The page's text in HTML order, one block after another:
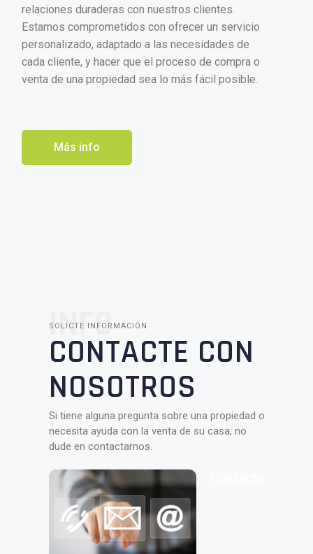
relaciones duraderas con nuestros clientes.
Estamos comprometidos con ofrecer un servicio
personalizado, adaptado a las necesidades de
cada cliente, y hacer que el proceso de compra o
venta de una propiedad sea lo más fácil posible.
Más info
INFO
SOLICTE INFORMACIÓN
CONTACTE CON
NOSOTROS
Si tiene alguna pregunta sobre una propiedad o
necesita ayuda con la venta de su casa, no
dude en contactarnos.